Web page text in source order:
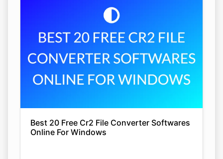
Best 20 Free Cr2 File Converter Softwares
Online For Windows